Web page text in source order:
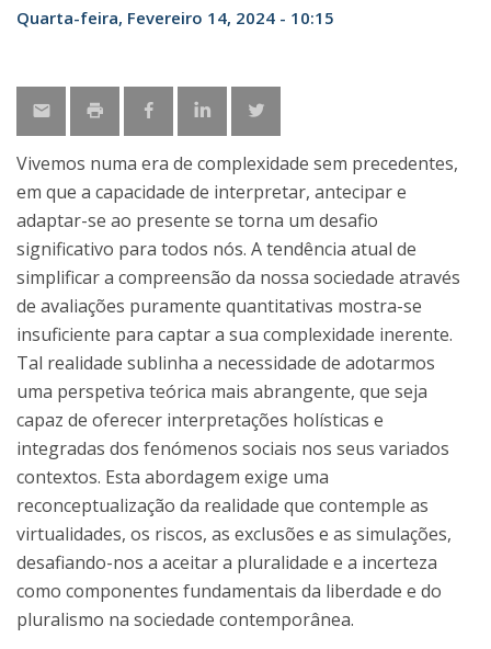
Quarta-feira, Fevereiro 14, 2024 - 10:15
Vivemos numa era de complexidade sem precedentes,
em que a capacidade de interpretar, antecipar e
adaptar-se ao presente se torna um desafio
significativo para todos nós. A tendência atual de
simplificar a compreensão da nossa sociedade através
de avaliações puramente quantitativas mostra-se
insuficiente para captar a sua complexidade inerente.
Tal realidade sublinha a necessidade de adotarmos
uma perspetiva teórica mais abrangente, que seja
capaz de oferecer interpretações holísticas e
integradas dos fenómenos sociais nos seus variados
contextos. Esta abordagem exige uma
reconceptualização da realidade que contemple as
virtualidades, os riscos, as exclusões e as simulações,
desafiando-nos a aceitar a pluralidade e a incerteza
como componentes fundamentais da liberdade e do
pluralismo na sociedade contemporânea.